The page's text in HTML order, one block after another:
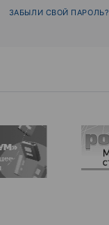
ЗАБЫЛИ СВОЙ ПАРОЛЬ?